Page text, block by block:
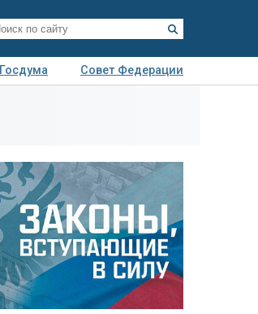
Госдума
Совет Федерации